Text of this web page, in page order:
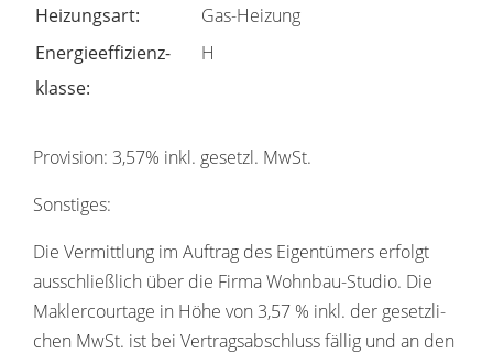
Heizungsart:
Gas-Heizung
Ener­gie­ef­fi­zi­enz­
klasse:
H
Provi­sion: 3,57% inkl. gesetzl. MwSt.
Sons­tiges:
Die Vermitt­lung im Auftrag des Eigen­tü­mers erfolgt
ausschließ­lich über die Firma Wohnbau-Studio. Die
Makler­cour­tage in Höhe von 3,57 % inkl. der gesetz­li­
chen MwSt. ist bei Vertrags­ab­schluss fällig und an den